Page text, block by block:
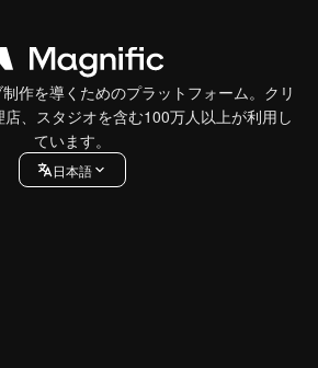
作を導くためのプラットフォーム。クリ
、スタジオを含む100万人以上が利用し
ています。
日本語